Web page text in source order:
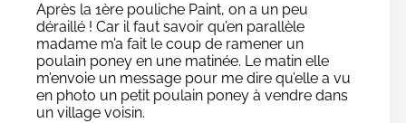
Après la 1ère pouliche Paint, on a un peu
déraillé ! Car il faut savoir qu’en parallèle
madame m’a fait le coup de ramener un
poulain poney en une matinée. Le matin elle
m’envoie un message pour me dire qu’elle a vu
en photo un petit poulain poney à vendre dans
un village voisin.